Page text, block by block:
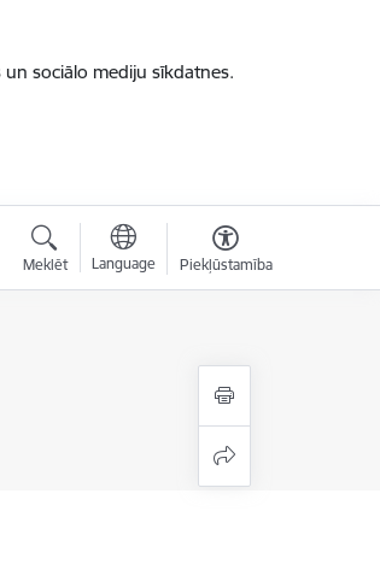
sociālo mediju sīkdatnes.
Meklēt Language Piekļūstamība